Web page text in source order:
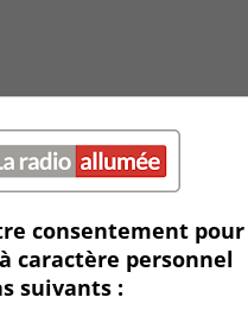
consentement pour
caractère personnel
suivants :